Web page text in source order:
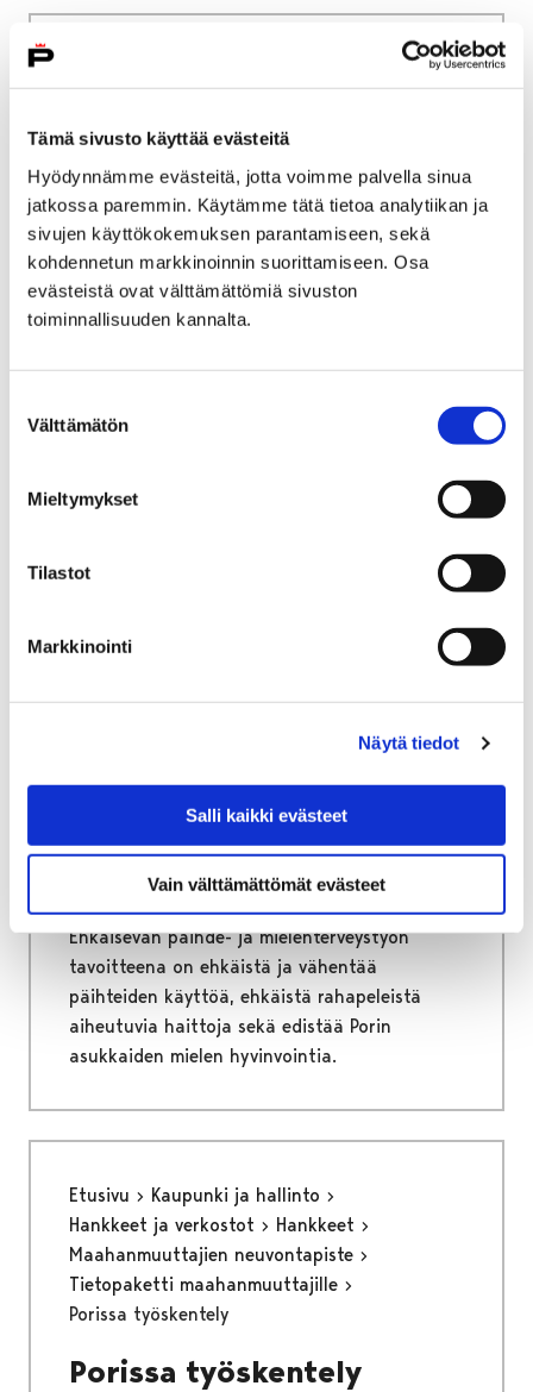
Tämä sivusto käyttää evästeitä
Hyödynnämme evästeitä, jotta voimme palvella sinua
jatkossa paremmin. Käytämme tätä tietoa analytiikan ja
sivujen käyttökokemuksen parantamiseen, sekä
kohdennetun markkinoinnin suorittamiseen. Osa
evästeistä ovat välttämättömiä sivuston
toiminnallisuuden kannalta.
valinta
Välttämätön
Mieltymykset
Tilastot
Markkinointi
Näytä tiedot
Salli kaikki evästeet
Vain välttämättömät evästeet
Historiaa neljällä vuosikymmenellä
Historiaa neljällä
vuosikymmenellä
Satakunnan Urheiluakatemia
Opiskelu
Etusivu
Ehkäisevä päihde- ja
mielenterveystyö
Ehkäisevä päihde- ja mielenterveystyö sekä
väkivallan ehkäisy ovat hyvinvoinnin,
terveyden ja turvallisuuden edistämistä.
Ehkäisevän päihde- ja mielenterveystyön
tavoitteena on ehkäistä ja vähentää
päihteiden käyttöä, ehkäistä rahapeleistä
aiheutuvia haittoja sekä edistää Porin
asukkaiden mielen hyvinvointia.
Etusivu
Kaupunki ja hallinto
Hankkeet ja verkostot
Hankkeet
Maahanmuuttajien neuvontapiste
Tietopaketti maahanmuuttajille
Porissa työskentely
Porissa työskentely